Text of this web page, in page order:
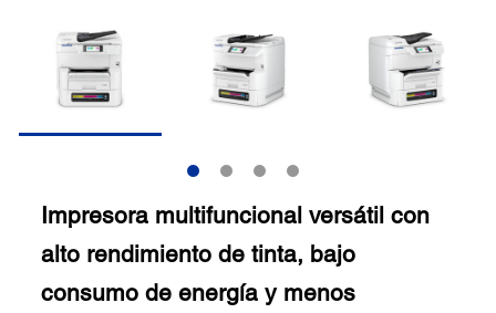
Impresora multifuncional versátil con
alto rendimiento de tinta, bajo
consumo de energía y menos